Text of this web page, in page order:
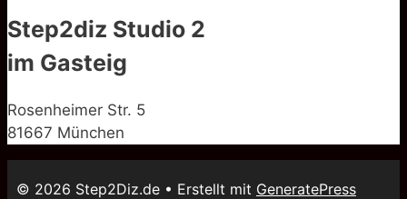
Step2diz Studio 2
im Gasteig
Rosenheimer Str. 5
81667 München
© 2026 Step2Diz.de • Erstellt mit GeneratePress